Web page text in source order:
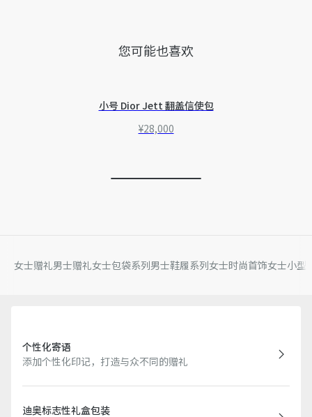
您可能也喜欢
小号 Dior Jett 翻盖信使包
¥28,000
女士赠礼男士赠礼女士包袋系列男士鞋履系列女士时尚首饰女士小型
个性化寄语
添加个性化印记，打造与众不同的赠礼
迪奥标志性礼盒包装